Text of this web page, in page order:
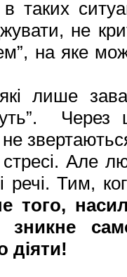
таких
не
на яке
лише
Через
стресі. Але
речі. Тим,
того,
зникне
діяти!